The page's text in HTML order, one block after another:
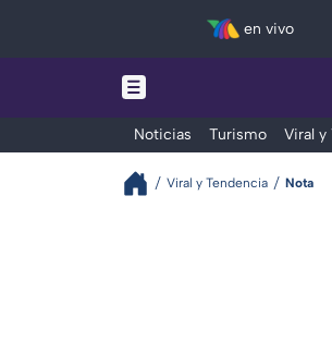
en vivo
Noticias Turismo Viral y
Viral y Tendencia Nota